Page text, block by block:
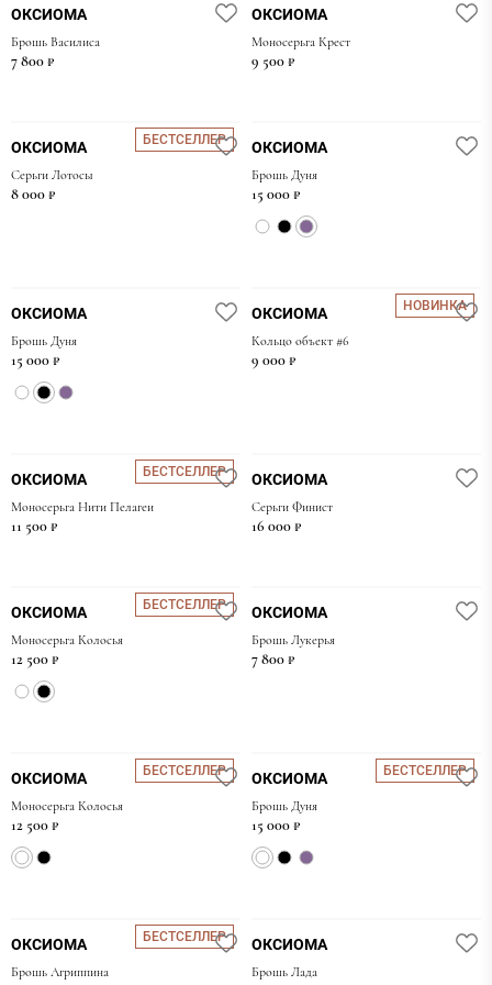
Море
Перл Систерс
Перфект Грей
ОКСИОМА
Брошь Василиса
7 800 ₽
ОКСИОМА
Моносерьга Крест
9 500 ₽
БЕСТСЕЛЛЕР
ОКСИОМА
Серьги Лотосы
8 000 ₽
ОКСИОМА
Брошь Дуня
15 000 ₽
ОКСИОМА
Брошь Дуня
15 000 ₽
НОВИНКА
ОКСИОМА
Кольцо объект #6
9 000 ₽
БЕСТСЕЛЛЕР
ОКСИОМА
Моносерьга Нити Пелагеи
11 500 ₽
ОКСИОМА
Серьги Финист
16 000 ₽
БЕСТСЕЛЛЕР
ОКСИОМА
Моносерьга Колосья
12 500 ₽
ОКСИОМА
Брошь Лукерья
7 800 ₽
БЕСТСЕЛЛЕР
ОКСИОМА
Моносерьга Колосья
12 500 ₽
БЕСТСЕЛЛЕР
ОКСИОМА
Брошь Дуня
15 000 ₽
БЕСТСЕЛЛЕР
ОКСИОМА
Брошь Агриппина
ОКСИОМА
Брошь Лада